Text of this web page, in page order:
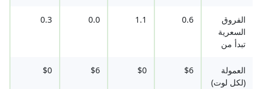
الفروق
السعرية
تبدأ من
0.6
1.1
0.0
0.3
العمولة
(لكل لوت)
$6
$0
$6
$0